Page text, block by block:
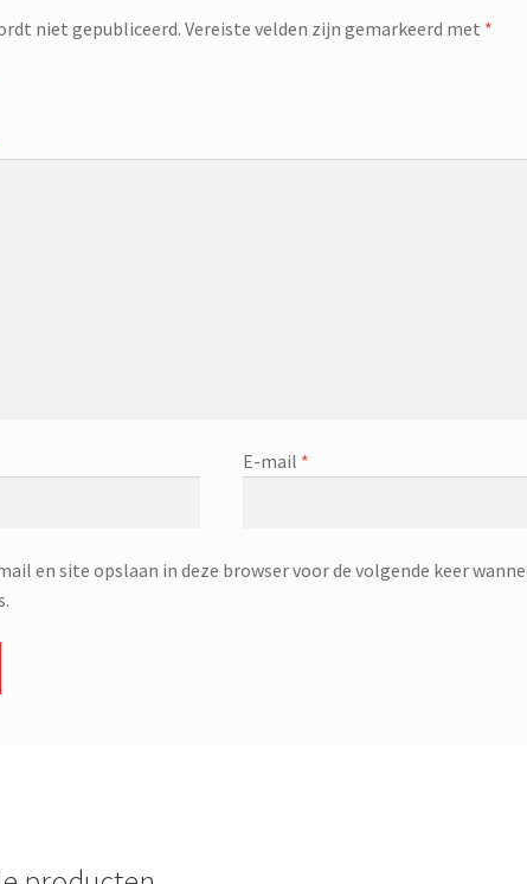
niet gepubliceerd. Vereiste velden zijn gemarkeerd met *
E-mail *
en site opslaan in deze browser voor de volgende keer